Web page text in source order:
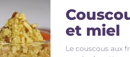
et miel
Le couscous aux